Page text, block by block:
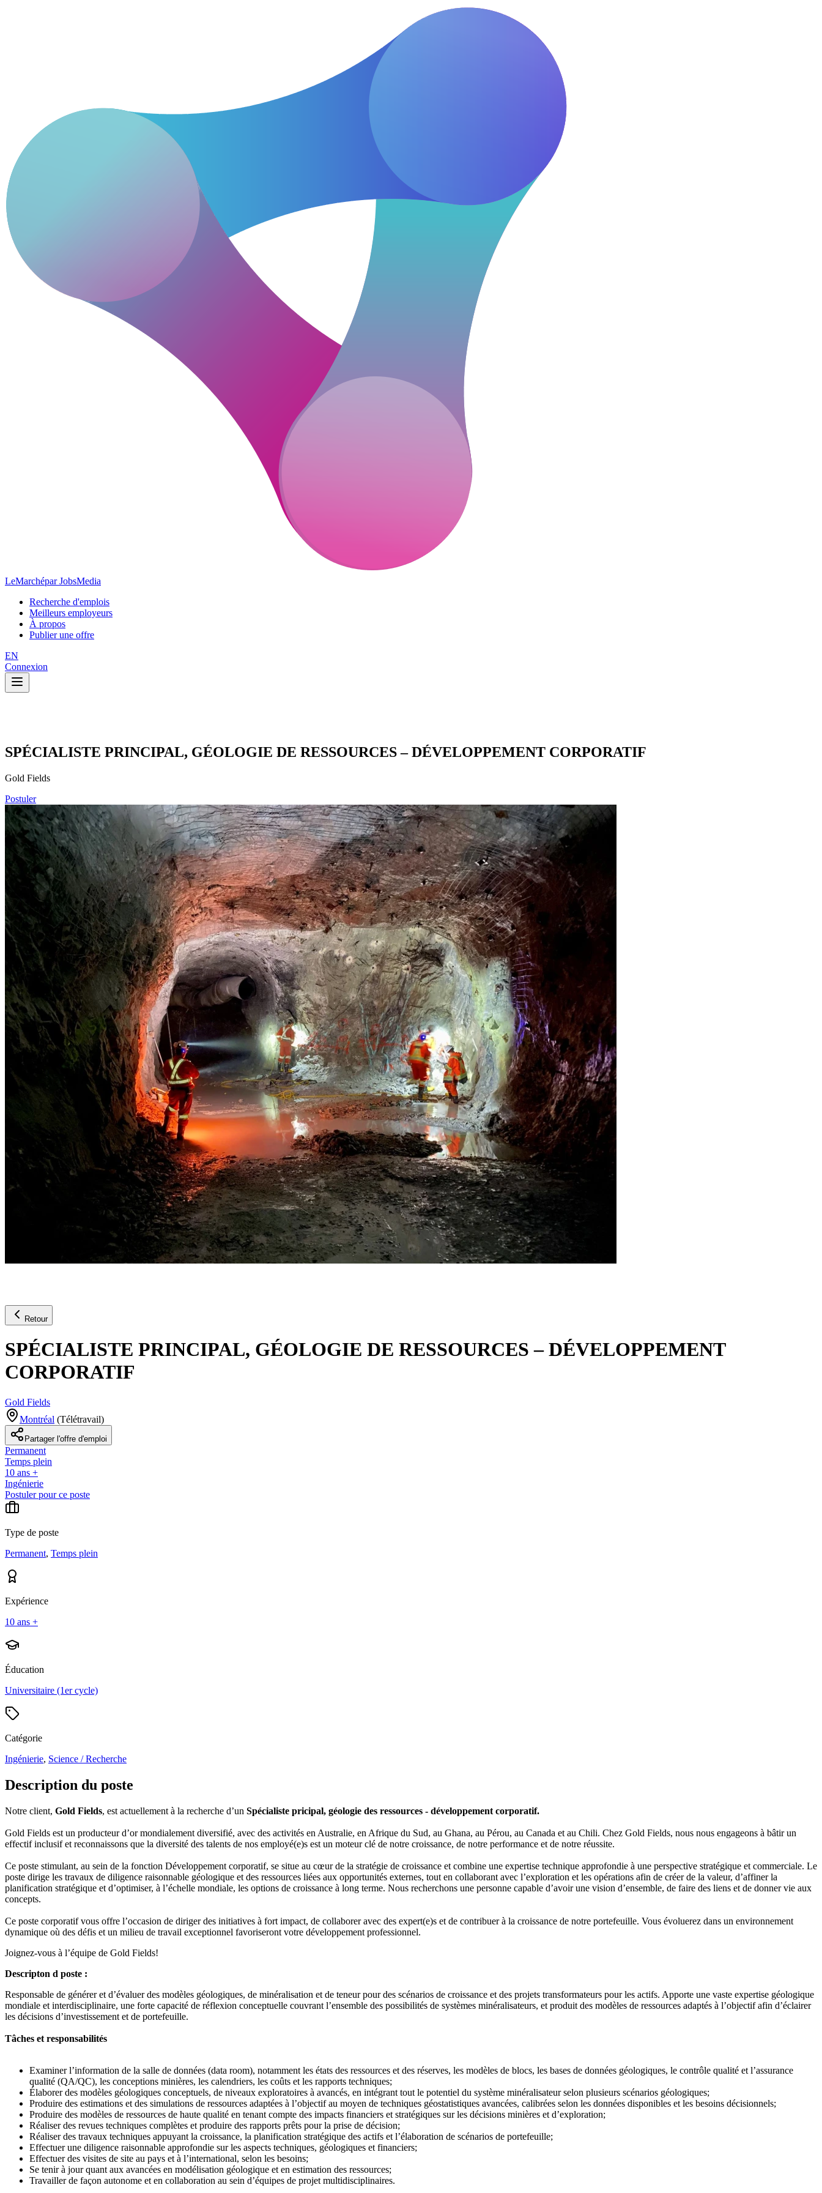
LeMarchépar JobsMedia
Recherche d'emplois
Meilleurs employeurs
À propos
Publier une offre
EN
Connexion
SPÉCIALISTE PRINCIPAL, GÉOLOGIE DE RESSOURCES – DÉVELOPPEMENT CORPORATIF
Gold Fields
Postuler
Retour
SPÉCIALISTE PRINCIPAL, GÉOLOGIE DE RESSOURCES – DÉVELOPPEMENT
CORPORATIF
Gold Fields
Montréal (Télétravail)
Partager l'offre d'emploi
Permanent
Temps plein
10 ans +
Ingénierie
Postuler pour ce poste
Type de poste
Permanent, Temps plein
Expérience
10 ans +
Éducation
Universitaire (1er cycle)
Catégorie
Ingénierie, Science / Recherche
Description du poste
Notre client, Gold Fields, est actuellement à la recherche d’un Spécialiste pricipal, géologie des ressources - développement corporatif.
Gold Fields est un producteur d’or mondialement diversifié, avec des activités en Australie, en Afrique du Sud, au Ghana, au Pérou, au Canada et au Chili. Chez Gold Fields, nous nous engageons à bâtir un
effectif inclusif et reconnaissons que la diversité des talents de nos employé(e)s est un moteur clé de notre croissance, de notre performance et de notre réussite.
Ce poste stimulant, au sein de la fonction Développement corporatif, se situe au cœur de la stratégie de croissance et combine une expertise technique approfondie à une perspective stratégique et commerciale. Le
poste dirige les travaux de diligence raisonnable géologique et des ressources liées aux opportunités externes, tout en collaborant avec l’exploration et les opérations afin de créer de la valeur, d’affiner la
planification stratégique et d’optimiser, à l’échelle mondiale, les options de croissance à long terme. Nous recherchons une personne capable d’avoir une vision d’ensemble, de faire des liens et de donner vie aux
concepts.
Ce poste corporatif vous offre l’occasion de diriger des initiatives à fort impact, de collaborer avec des expert(e)s et de contribuer à la croissance de notre portefeuille. Vous évoluerez dans un environnement
dynamique où des défis et un milieu de travail exceptionnel favoriseront votre développement professionnel.
Joignez-vous à l’équipe de Gold Fields!
Descripton d poste :
Responsable de générer et d’évaluer des modèles géologiques, de minéralisation et de teneur pour des scénarios de croissance et des projets transformateurs pour les actifs. Apporte une vaste expertise géologique
mondiale et interdisciplinaire, une forte capacité de réflexion conceptuelle couvrant l’ensemble des possibilités de systèmes minéralisateurs, et produit des modèles de ressources adaptés à l’objectif afin d’éclairer
les décisions d’investissement et de portefeuille.
Tâches et responsabilités
Examiner l’information de la salle de données (data room), notamment les états des ressources et des réserves, les modèles de blocs, les bases de données géologiques, le contrôle qualité et l’assurance
qualité (QA/QC), les conceptions minières, les calendriers, les coûts et les rapports techniques;
Élaborer des modèles géologiques conceptuels, de niveaux exploratoires à avancés, en intégrant tout le potentiel du système minéralisateur selon plusieurs scénarios géologiques;
Produire des estimations et des simulations de ressources adaptées à l’objectif au moyen de techniques géostatistiques avancées, calibrées selon les données disponibles et les besoins décisionnels;
Produire des modèles de ressources de haute qualité en tenant compte des impacts financiers et stratégiques sur les décisions minières et d’exploration;
Réaliser des revues techniques complètes et produire des rapports prêts pour la prise de décision;
Réaliser des travaux techniques appuyant la croissance, la planification stratégique des actifs et l’élaboration de scénarios de portefeuille;
Effectuer une diligence raisonnable approfondie sur les aspects techniques, géologiques et financiers;
Effectuer des visites de site au pays et à l’international, selon les besoins;
Se tenir à jour quant aux avancées en modélisation géologique et en estimation des ressources;
Travailler de façon autonome et en collaboration au sein d’équipes de projet multidisciplinaires.